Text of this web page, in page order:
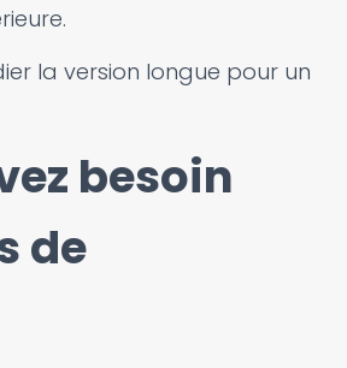
la version longue pour un
besoin
de